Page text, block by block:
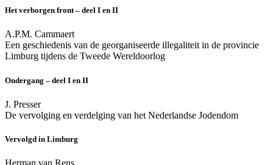
Het verborgen front – deel I en II
A.P.M. Cammaert
Een geschiedenis van de georganiseerde illegaliteit in de provincie
Limburg tijdens de Tweede Wereldoorlog
Ondergang – deel I en II
J. Presser
De vervolging en verdelging van het Nederlandse Jodendom
Vervolgd in Limburg
Herman van Rens